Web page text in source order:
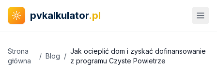
pvkalkulator.pl
Strona
główna
/ Blog /
Jak ocieplić dom i zyskać dofinansowanie
z programu Czyste Powietrze